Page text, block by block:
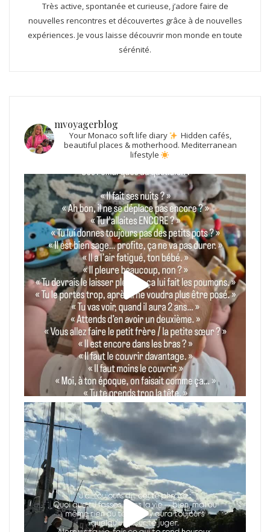
Très active, spontanée et curieuse, j’adore faire de
nouvelles rencontres et découvertes grâce à de nouvelles
expériences. Je vous laisse découvrir mon monde en toute
sérénité.
mvoyagerblog
Your Monaco soft life diary
Hidden cafés,
beautiful places & motherhood. Mediterranean
lifestyle